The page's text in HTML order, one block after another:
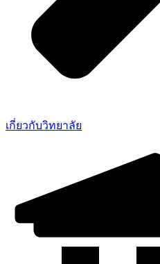
เกี่ยวกับวิทยาลัย